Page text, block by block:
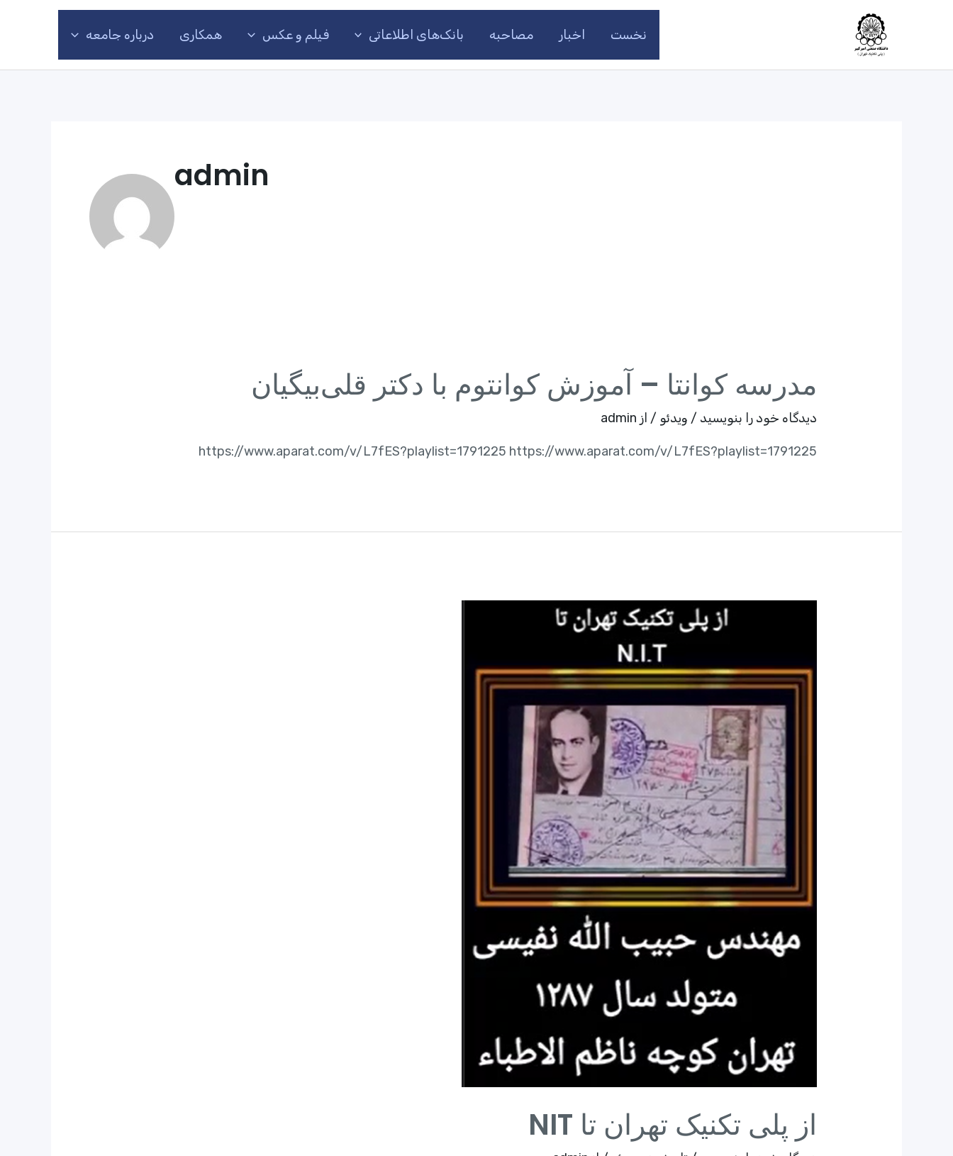
نخست اخبار مصاحبه بانک‌های اطلاعاتی فیلم و عکس همکاری درباره جامعه
admin
مدرسه کوانتا – آموزش کوانتوم با دکتر قلی‌بیگیان
دیدگاه‌ خود را بنویسید / ویدئو / از admin
https://www.aparat.com/v/L7fES?playlist=1791225 https://www.aparat.com/v/L7fES?playlist=1791225
از پلی تکنیک تهران تا NIT